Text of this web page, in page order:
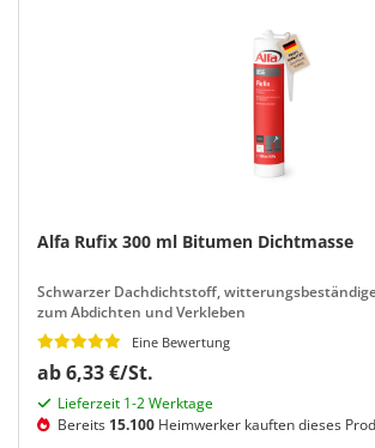
Alfa Rufix 300 ml Bitumen Dichtmasse
Schwarzer Dachdichtstoff,
zum Abdichten und Verkleben
Eine Bewertung
ab 6,33 €/St.
Lieferzeit 1-2 Werktage
Bereits 15.100 Heimwerker kauften dieses